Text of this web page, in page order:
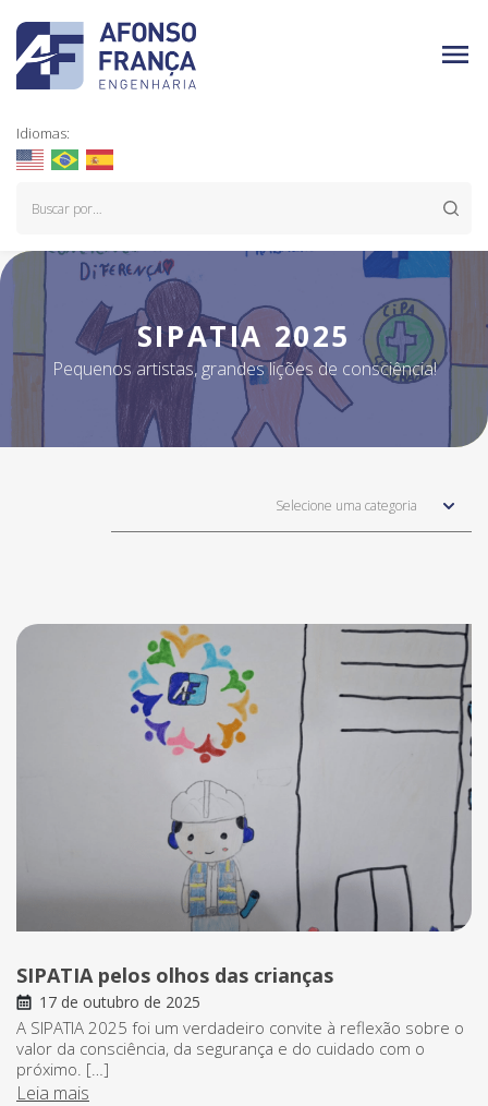
Idiomas:
SIPATIA 2025
Pequenos artistas, grandes lições de consciência!
Selecione uma categoria
SIPATIA pelos olhos das crianças
17 de outubro de 2025
A SIPATIA 2025 foi um verdadeiro convite à reflexão sobre o
valor da consciência, da segurança e do cuidado com o
próximo. […]
Leia mais